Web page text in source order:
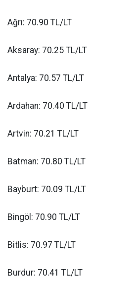
Ağrı: 70.90 TL/LT
Aksaray: 70.25 TL/LT
Antalya: 70.57 TL/LT
Ardahan: 70.40 TL/LT
Artvin: 70.21 TL/LT
Batman: 70.80 TL/LT
Bayburt: 70.09 TL/LT
Bingöl: 70.90 TL/LT
Bitlis: 70.97 TL/LT
Burdur: 70.41 TL/LT